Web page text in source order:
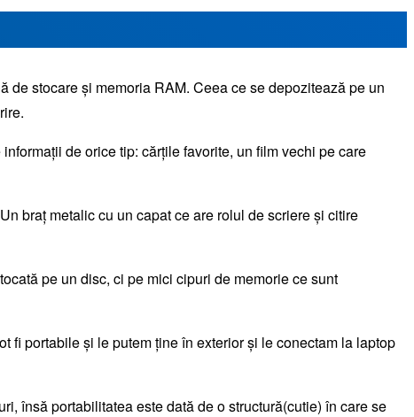
stocare și memoria RAM. Ceea ce se depozitează pe un
de orice tip: cărțile favorite, un film vechi pe care
braț metalic cu un capat ce are rolul de scriere și citire
pe un disc, ci pe mici cipuri de memorie ce sunt
fi portabile și le putem ține în exterior și le conectam la laptop
însă portabilitatea este dată de o structură(cutie) în care se